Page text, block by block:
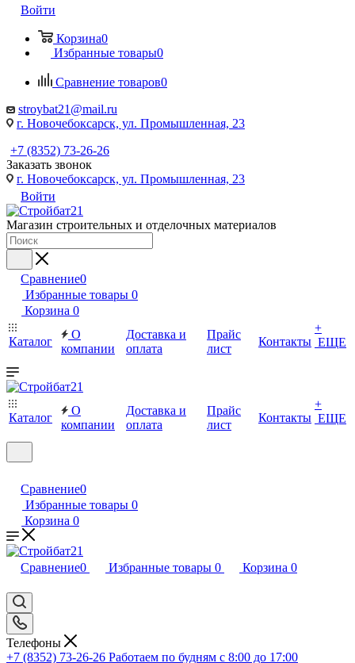
Войти
Корзина0
Избранные товары0
Сравнение товаров0
stroybat21@mail.ru
г. Новочебоксарск, ул. Промышленная, 23
+7 (8352) 73-26-26
Заказать звонок
г. Новочебоксарск, ул. Промышленная, 23
Войти
Магазин строительных и отделочных материалов
Сравнение0
Избранные товары 0
Корзина 0
Каталог
О
компании
Доставка и
оплата
Прайс
лист
Контакты
+
ЕЩЕ
Каталог
О
компании
Доставка и
оплата
Прайс
лист
Контакты
+
ЕЩЕ
Сравнение0
Избранные товары 0
Корзина 0
Сравнение0 Избранные товары 0 Корзина 0
Телефоны
+7 (8352) 73-26-26 Работаем по будням с 8:00 до 17:00